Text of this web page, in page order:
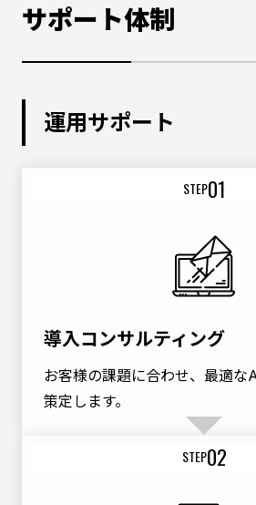
サポート体制
運用サポート
STEP01
導入コンサルティング
お客様の課題に合わせ、最適な
策定します。
STEP02